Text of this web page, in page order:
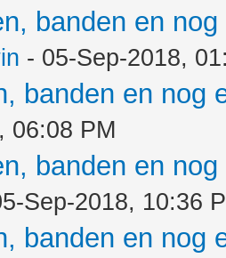
banden en
- 05-Sep-2018,
banden en nog
06:08 PM
banden en
Sep-2018, 10:36
banden en nog